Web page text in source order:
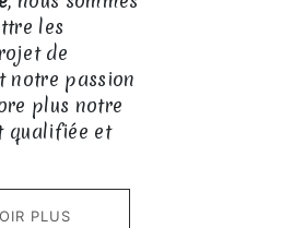
les
de
notre passion
plus notre
qualifiée et
PLUS